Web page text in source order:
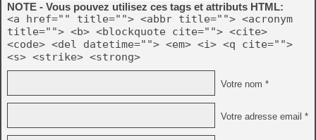
NOTE - Vous pouvez utilisez ces tags et attributs HTML:
<a href="" title=""> <abbr title=""> <acronym
title=""> <b> <blockquote cite=""> <cite>
<code> <del datetime=""> <em> <i> <q cite="">
<s> <strike> <strong>
Votre nom *
Votre adresse email *